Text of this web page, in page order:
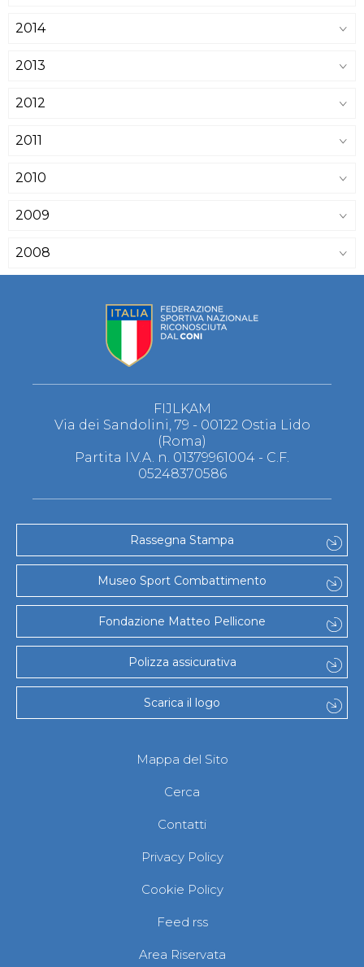
2014
2013
2012
2011
2010
2009
2008
FIJLKAM
Via dei Sandolini, 79 - 00122 Ostia Lido
(Roma)
Partita I.V.A. n. 01379961004 - C.F.
05248370586
Rassegna Stampa
Museo Sport Combattimento
Fondazione Matteo Pellicone
Polizza assicurativa
Scarica il logo
Mappa del Sito
Cerca
Contatti
Privacy Policy
Cookie Policy
Feed rss
Area Riservata